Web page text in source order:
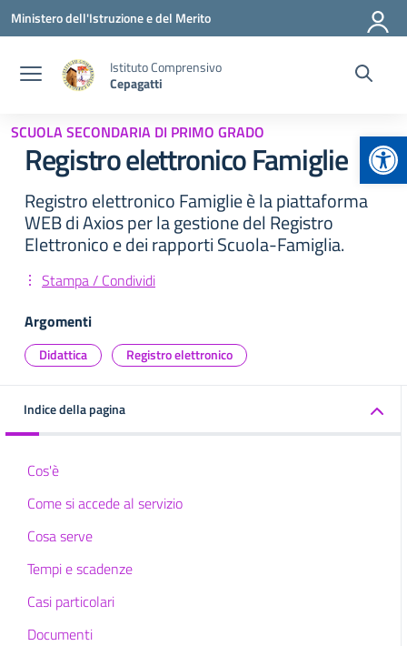
Vai ai contenuti
Vai al menu di navigazione
Vai al footer
Ministero dell'Istruzione e del Merito
Istituto Comprensivo
Cepagatti
SCUOLA SECONDARIA DI PRIMO GRADO
Registro elettronico Famiglie
Registro elettronico Famiglie è la piattaforma
WEB di Axios per la gestione del Registro
Elettronico e dei rapporti Scuola-Famiglia.
Stampa / Condividi
Argomenti
Didattica Registro elettronico
Indice della pagina
Cos'è
Come si accede al servizio
Cosa serve
Tempi e scadenze
Casi particolari
Documenti